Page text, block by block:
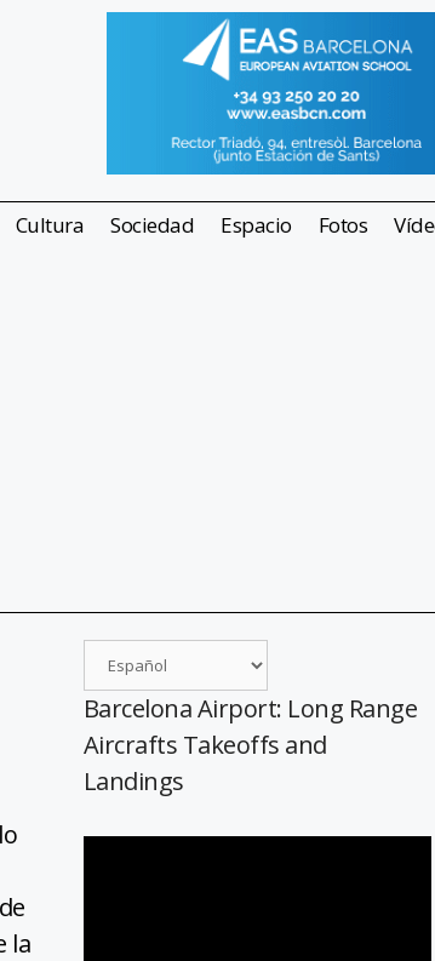
Cultura Sociedad Espacio Fotos
la
Barcelona Airport: Long Range
Aircrafts Takeoffs and
Landings